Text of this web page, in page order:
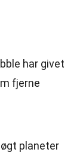
har givet
fjerne
planeter